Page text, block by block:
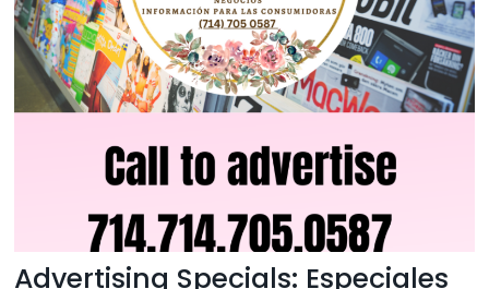
Advertising Specials: Especiales